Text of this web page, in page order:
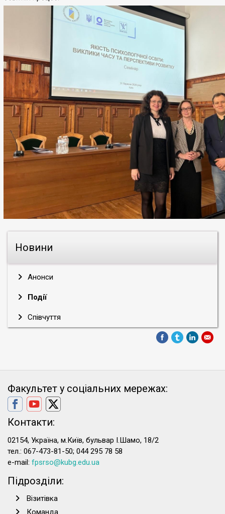
Новини
Анонси
Події
Співчуття
Факультет у соціальних мережах:
Контакти:
02154, Україна, м.Київ, бульвар І.Шамо, 18/2
тел.: 067-473-81-50; 044 295 78 58
e-mail: fpsrso@kubg.edu.ua
Підрозділи:
Візитівка
Команда